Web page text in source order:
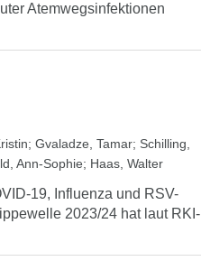
Atemwegsinfektionen
; Gvaladze, Tamar; Schilling,
Ann-Sophie; Haas, Walter
19, Influenza und RSV-
2023/24 hat laut RKI-